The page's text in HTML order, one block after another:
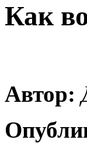
Как
Автор: